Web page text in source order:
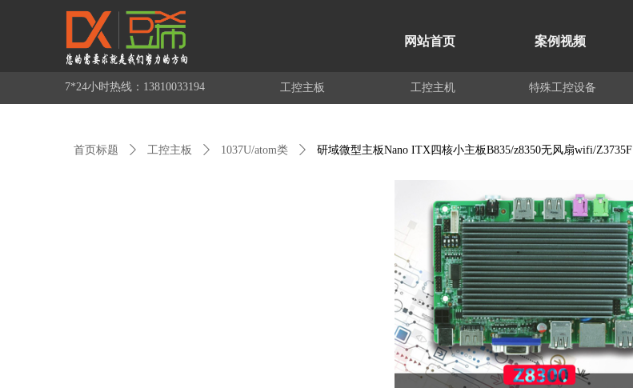
工控主板 工控主机 特殊工控设备
网站首页 案例视频
7*24小时热线：13810033194
首页标题 ꄲ 工控主板 ꄲ 1037U/atom类 ꄲ 研域微型主板Nano ITX四核小主板B835/z8350无风扇wifi/Z3735F